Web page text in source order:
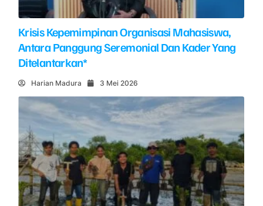
Krisis Kepemimpinan Organisasi Mahasiswa,
Antara Panggung Seremonial Dan Kader Yang
Ditelantarkan*
Harian Madura 3 Mei 2026